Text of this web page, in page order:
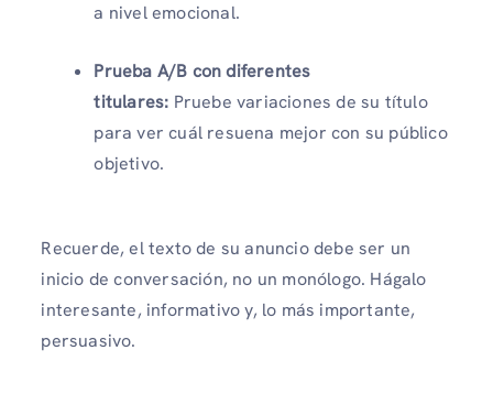
a nivel emocional.
Prueba A/B con diferentes
titulares: Pruebe variaciones de su título
para ver cuál resuena mejor con su público
objetivo.
Recuerde, el texto de su anuncio debe ser un
inicio de conversación, no un monólogo. Hágalo
interesante, informativo y, lo más importante,
persuasivo.